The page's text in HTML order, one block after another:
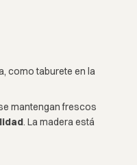
como taburete en la
mantengan frescos
. La madera está